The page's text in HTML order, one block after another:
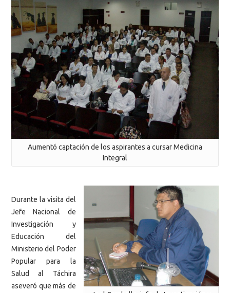
Aumentó captación de los aspirantes a cursar Medicina
Integral
Durante la visita del
Jefe Nacional de
Investigación y
Educación del
Ministerio del Poder
Popular para la
Salud al Táchira
aseveró que más de